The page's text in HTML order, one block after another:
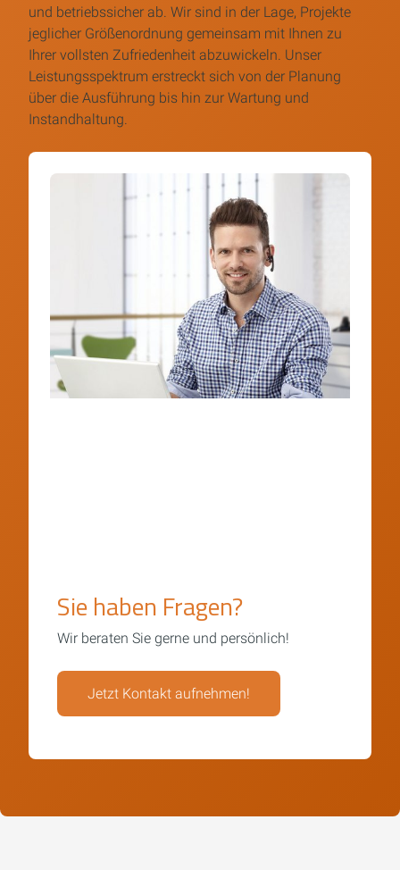
und betriebssicher ab. Wir sind in der Lage, Projekte
jeglicher Größenordnung gemeinsam mit Ihnen zu
Ihrer vollsten Zufriedenheit abzuwickeln. Unser
Leistungsspektrum erstreckt sich von der Planung
über die Ausführung bis hin zur Wartung und
Instandhaltung.
Sie haben Fragen?
Wir beraten Sie gerne und persönlich!
Jetzt Kontakt aufnehmen!